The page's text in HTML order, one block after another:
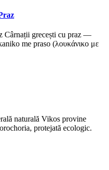
Cârnații grecești cu praz —
me praso (λουκάνικο με
naturală Vikos provine
protejată ecologic.